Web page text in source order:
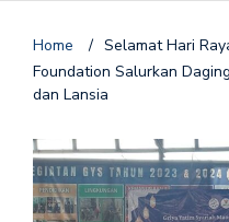
Home / Selamat Hari
Foundation Salurkan
dan Lansia